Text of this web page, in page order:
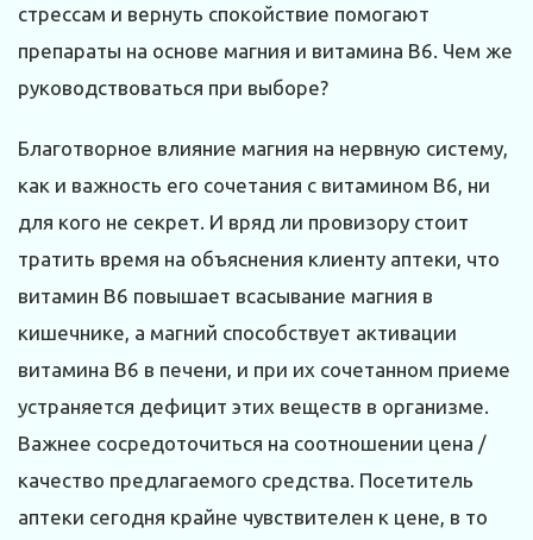
стрессам и вернуть спокойствие помогают
препараты на основе магния и витамина В6. Чем же
руководствоваться при выборе?
Благотворное влияние магния на нервную систему,
как и важность его сочетания с витамином В6, ни
для кого не секрет. И вряд ли провизору стоит
тратить время на объяснения клиенту аптеки, что
витамин В6 повышает всасывание магния в
кишечнике, а магний способствует активации
витамина В6 в печени, и при их сочетанном приеме
устраняется дефицит этих веществ в организме.
Важнее сосредоточиться на соотношении цена /
качество предлагаемого средства. Посетитель
аптеки сегодня крайне чувствителен к цене, в то